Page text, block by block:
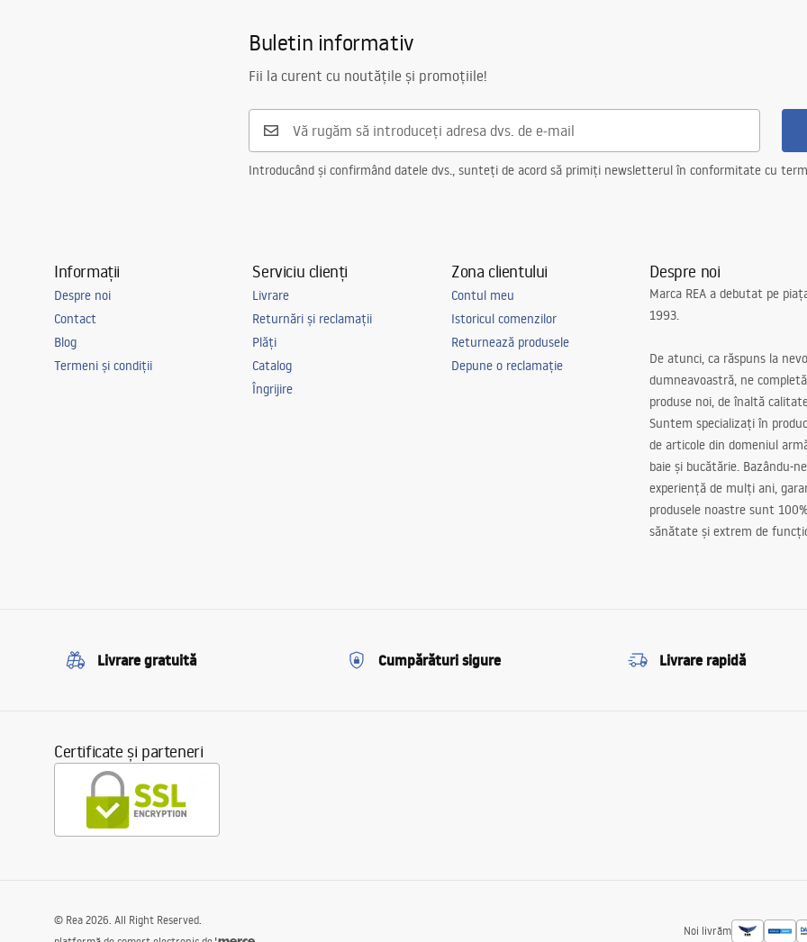
Buletin informativ
Fii la curent cu noutățile și promoțiile!
Introducând și confirmând datele dvs., sunteți de acord să primiți newsletterul în conformitate cu
Informații
Despre noi
Contact
Blog
Termeni și condiții
Serviciu clienți
Livrare
Returnări și reclamații
Plăți
Catalog
Îngrijire
Zona clientului
Contul meu
Istoricul comenzilor
Returnează produsele
Depune o reclamație
Despre noi
Marca REA a debutat pe
1993.
De atunci, ca răspuns la
dumneavoastră, ne
produse noi, de înaltă
Suntem specializați în
de articole din domeniul
baie și bucătărie. Bazându-
experiență de mulți ani,
produsele noastre sunt
sănătate și extrem de
Livrare gratuită Cumpărături sigure Livrare rapidă
Certificate și parteneri
Noi livrăm
© Rea 2026. All Right Reserved.